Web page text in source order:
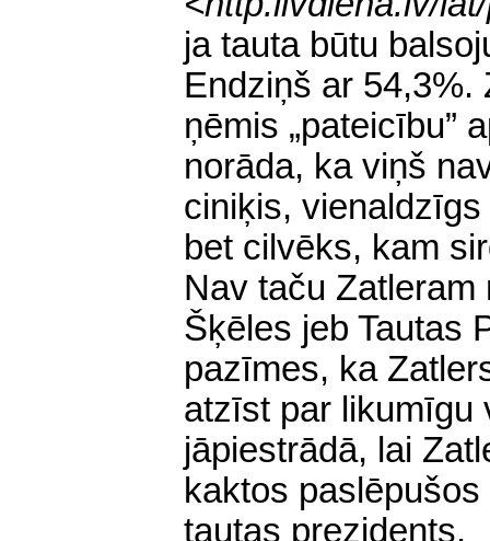
ja tauta būtu
Endziņš ar
ņēmis „pateicību”
norāda, ka viņš
ciniķis,
bet cilvēks, kam
Nav taču Zatleram
Šķēles jeb Tautas
pazīmes, ka
atzīst par likumīgu
jāpiestrādā, lai
kaktos
tautas prezidents.